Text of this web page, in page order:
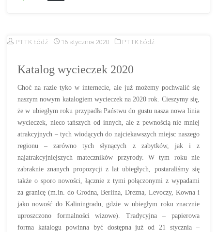
PTTK Łódź 16 stycznia 2020 PTTK Łódź
Katalog wycieczek 2020
Choć na razie tyko w internecie, ale już możemy pochwalić się
naszym nowym katalogiem wycieczek na 2020 rok. Cieszymy się,
że w ubiegłym roku przypadła Państwu do gustu nasza nowa linia
wycieczek, nieco tańszych od innych, ale z pewnością nie mniej
atrakcyjnych – tych wiodących do najciekawszych miejsc naszego
regionu – zarówno tych słynących z zabytków, jak i z
najatrakcyjniejszych mateczników przyrody. W tym roku nie
zabraknie znanych propozycji z lat ubiegłych, postaraliśmy się
także o sporo nowości, łącznie z tymi połączonymi z wypadami
za granicę (m.in. do Grodna, Berlina, Drezna, Levoczy, Kowna i
jako nowość do Kaliningradu, gdzie w ubiegłym roku znacznie
uproszczono formalności wizowe). Tradycyjna – papierowa
forma katalogu powinna być dostępna już od 21 stycznia –